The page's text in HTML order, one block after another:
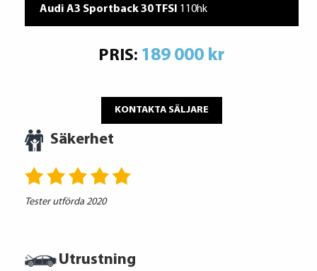
Audi A3 Sportback 30 TFSI 110hk
PRIS: 189 000 kr
KONTAKTA SÄLJARE
Utrustning
Säkerhet
Tester utförda 2020